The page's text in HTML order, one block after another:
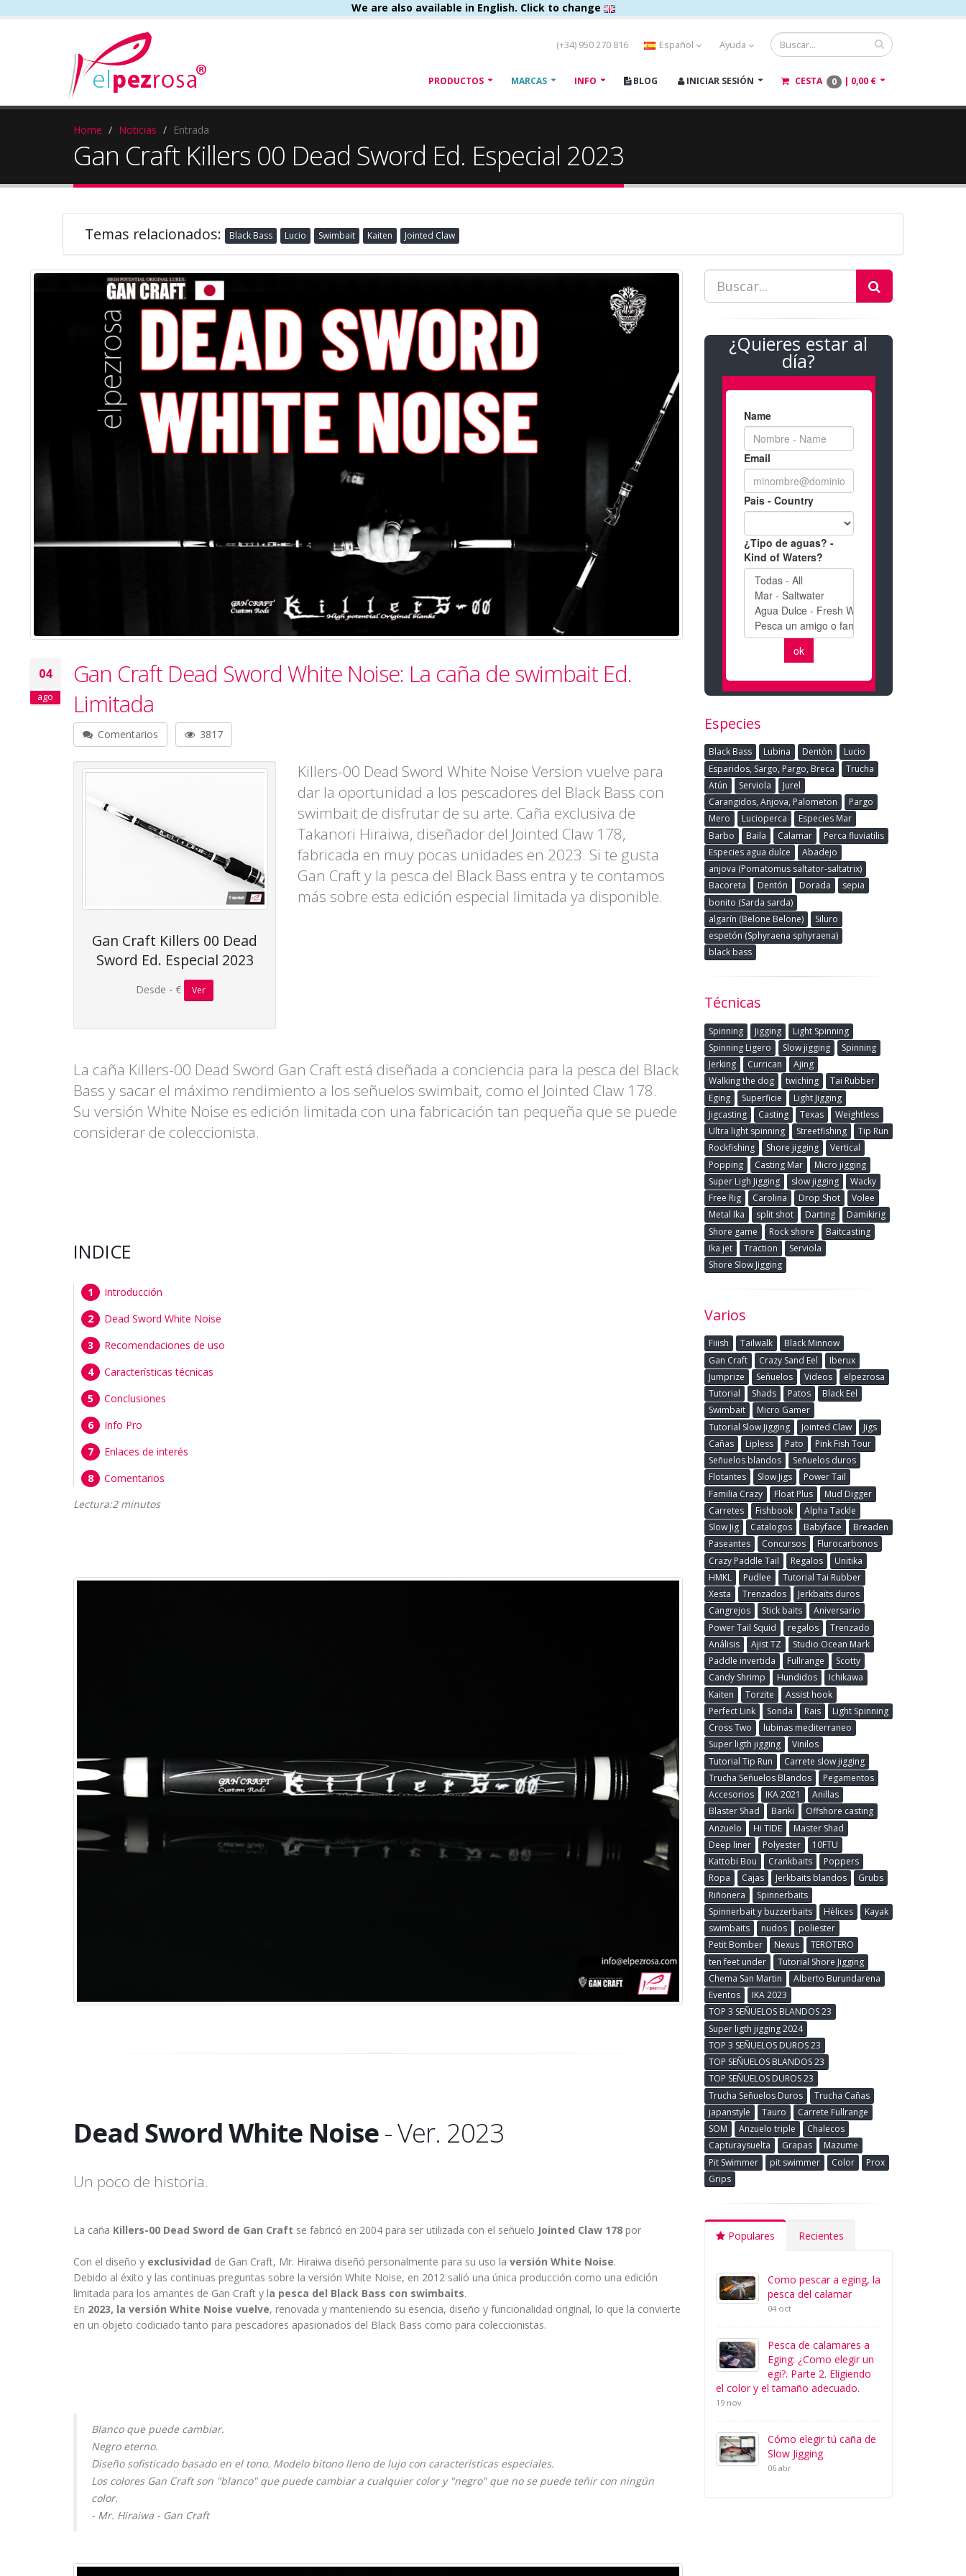
We are also available in English. Click to change
(+34) 950 270 816 Español Ayuda
PRODUCTOS MARCAS INFO BLOG INICIAR SESIÓN CESTA 0 | 0,00 €
Home Noticias Entrada
Gan Craft Killers 00 Dead Sword Ed. Especial 2023
Temas relacionados: Black Bass Lucio Swimbait Kaiten Jointed Claw
04
ago
Gan Craft Dead Sword White Noise: La caña de swimbait Ed.
Limitada
Comentarios 3817
Gan Craft Killers 00 Dead
Sword Ed. Especial 2023
Desde - € Ver
Killers-00 Dead Sword White Noise Version vuelve para
dar la oportunidad a los pescadores del Black Bass con
swimbait de disfrutar de su arte. Caña exclusiva de
Takanori Hiraiwa, diseñador del Jointed Claw 178,
fabricada en muy pocas unidades en 2023. Si te gusta
Gan Craft y la pesca del Black Bass entra y te contamos
más sobre esta edición especial limitada ya disponible.
La caña Killers-00 Dead Sword Gan Craft está diseñada a conciencia para la pesca del Black
Bass y sacar el máximo rendimiento a los señuelos swimbait, como el Jointed Claw 178.
Su versión White Noise es edición limitada con una fabricación tan pequeña que se puede
considerar de coleccionista.
INDICE
Introducción
Dead Sword White Noise
Recomendaciones de uso
Características técnicas
Conclusiones
Info Pro
Enlaces de interés
Comentarios
Lectura:2 minutos
Dead Sword White Noise- Ver. 2023
Un poco de historia.
La caña Killers-00 Dead Sword de Gan Craft se fabricó en 2004 para ser utilizada con el señuelo Jointed Claw 178 por
Con el diseño y exclusividad de Gan Craft, Mr. Hiraiwa diseñó personalmente para su uso la versión White Noise.
Debido al éxito y las continuas preguntas sobre la versión White Noise, en 2012 salió una única producción como una edición
limitada para los amantes de Gan Craft y la pesca del Black Bass con swimbaits.
En 2023, la versión White Noise vuelve, renovada y manteniendo su esencia, diseño y funcionalidad original, lo que la convierte
en un objeto codiciado tanto para pescadores apasionados del Black Bass como para coleccionistas.
Blanco que puede cambiar.
Negro eterno.
Diseño sofisticado basado en el tono. Modelo bitono lleno de lujo con características especiales.
Los colores Gan Craft son "blanco" que puede cambiar a cualquier color y "negro" que no se puede teñir con ningún
color.
- Mr. Hiraiwa - Gan Craft
¿Quieres estar al
día?
Especies
Black Bass Lubina Dentòn
Lucio
Esparidos, Sargo, Pargo, Breca
Trucha
Atún
Serviola
Jurel
Carangidos, Anjova, Palometon
Pargo
Mero
Lucioperca
Especies Mar
Barbo
Baila Calamar
Perca fluviatilis
Especies agua dulce
Abadejo
anjova (Pomatomus saltator-saltatrix)
Bacoreta
Dentón Dorada
sepia
bonito (Sarda sarda)
algarín (Belone Belone)
Siluro
espetón (Sphyraena sphyraena)
black bass
Técnicas
Spinning Jigging
Light Spinning
Spinning Ligero
Slow jigging
Spinning
Jerking
Currican
Ajing
Walking the dog
twiching
Tai Rubber
Eging
Superficie
Light Jigging
Jigcasting
Casting Texas
Weightless
Ultra light spinning
Streetfishing
Tip Run
Rockfishing
Shore jigging
Vertical
Popping
Casting Mar
Micro jigging
Super Ligh Jigging
slow jigging
Wacky
Free Rig
Carolina Drop Shot
Volee
Metal Ika
split shot Darting
Damikirig
Shore game
Rock shore
Baitcasting
Ika jet
Traction
Serviola
Shore Slow Jigging
Varios
Fiiish Tailwalk
Black Minnow
Gan Craft
Crazy Sand Eel
Iberux
Jumprize
Señuelos Videos
elpezrosa
Tutorial
Shads Patos
Black Eel
Swimbait
Micro Gamer
Tutorial Slow Jigging
Jointed Claw
Jigs
Cañas
Lipless Pato
Pink Fish Tour
Señuelos blandos
Señuelos duros
Flotantes
Slow Jigs
Power Tail
Familia Crazy
Float Plus
Mud Digger
Carretes
Fishbook
Alpha Tackle
Slow Jig
Catalogos Babyface
Breaden
Paseantes
Concursos
Flurocarbonos
Crazy Paddle Tail
Regalos
Unitika
HMKL
Pudlee
Tutorial Tai Rubber
Xesta
Trenzados
Jerkbaits duros
Cangrejos
Stick baits
Aniversario
Power Tail Squid
regalos
Trenzado
Análisis
Ajist TZ
Studio Ocean Mark
Paddle invertida
Fullrange
Scotty
Candy Shrimp
Hundidos
Ichikawa
Kaiten
Torzite
Assist hook
Perfect Link
Sonda Rais
Light Spinning
Cross Two
lubinas mediterraneo
Super ligth jigging
Vinilos
Tutorial Tip Run
Carrete slow jigging
Trucha Señuelos Blandos
Pegamentos
Accesorios
IKA 2021
Anillas
Blaster Shad
Bariki
Offshore casting
Anzuelo
Hi TIDE
Master Shad
Deep liner
Polyester
10FTU
Kattobi Bou
Crankbaits
Poppers
Ropa
Cajas Jerkbaits blandos
Grubs
Riñonera
Spinnerbaits
Spinnerbait y buzzerbaits
Hèlices
Kayak
swimbaits
nudos
poliester
Petit Bomber
Nexus
TEROTERO
ten feet under
Tutorial Shore Jigging
Chema San Martin
Alberto Burundarena
Eventos
IKA 2023
TOP 3 SEÑUELOS BLANDOS 23
Super ligth jigging 2024
TOP 3 SEÑUELOS DUROS 23
TOP SEÑUELOS BLANDOS 23
TOP SEÑUELOS DUROS 23
Trucha Señuelos Duros
Trucha Cañas
japanstyle
Tauro
Carrete Fullrange
SOM
Anzuelo triple
Chalecos
Capturaysuelta
Grapas
Mazume
Pit Swimmer
pit swimmer Color
Prox
Grips
Populares Recientes
Como pescar a eging, la
pesca del calamar
04 oct
Pesca de calamares a
Eging: ¿Como elegir un
egi?. Parte 2. Eligiendo
el color y el tamaño adecuado.
19 nov
Cómo elegir tú caña de
Slow Jigging
06 abr